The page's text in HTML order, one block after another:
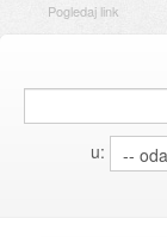
Pogledaj link
u: